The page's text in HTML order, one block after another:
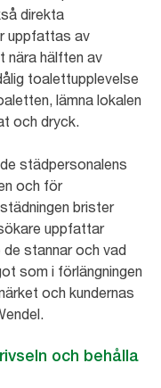
direkta
uppfattas av
nära hälften av
toalettupplevelse
lämna lokalen
och dryck.
städpersonalens
och för
brister
uppfattar
stannar och vad
som i förlängningen
och kundernas
och behålla